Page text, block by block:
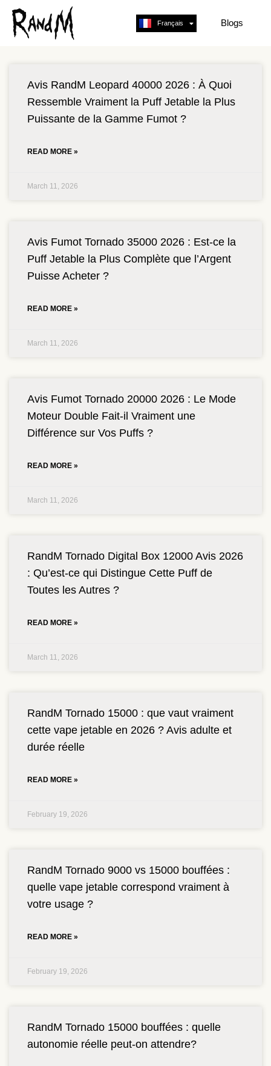
Français
English Blogs
Avis RandM Leopard 40000 2026 : À Quoi
Ressemble Vraiment la Puff Jetable la Plus
Puissante de la Gamme Fumot ?
READ MORE »
March 11, 2026
Avis Fumot Tornado 35000 2026 : Est-ce la
Puff Jetable la Plus Complète que l’Argent
Puisse Acheter ?
READ MORE »
March 11, 2026
Avis Fumot Tornado 20000 2026 : Le Mode
Moteur Double Fait-il Vraiment une
Différence sur Vos Puffs ?
READ MORE »
March 11, 2026
RandM Tornado Digital Box 12000 Avis 2026
: Qu’est-ce qui Distingue Cette Puff de
Toutes les Autres ?
READ MORE »
March 11, 2026
RandM Tornado 15000 : que vaut vraiment
cette vape jetable en 2026 ? Avis adulte et
durée réelle
READ MORE »
February 19, 2026
RandM Tornado 9000 vs 15000 bouffées :
quelle vape jetable correspond vraiment à
votre usage ?
READ MORE »
February 19, 2026
RandM Tornado 15000 bouffées : quelle
autonomie réelle peut-on attendre?